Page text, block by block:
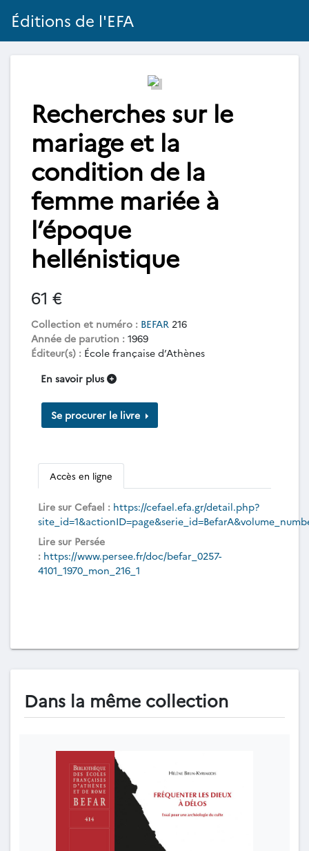
Éditions de l'EFA
Recherches sur le
mariage et la
condition de la
femme mariée à
l’époque
hellénistique
61 €
Collection et numéro : BEFAR 216
Année de parution : 1969
Éditeur(s) : École française d’Athènes
En savoir plus
Se procurer le livre
Accès en ligne
Lire sur Cefael : https://cefael.efa.gr/detail.php?
Lire sur Persée
: https://www.persee.fr/doc/befar_0257-
4101_1970_mon_216_1
Dans la même collection